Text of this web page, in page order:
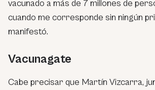
vacunado a más de 7 millones de
cuando me corresponde sin ningún
manifestó.
Vacunagate
Cabe precisar que Martín Vizcarra,